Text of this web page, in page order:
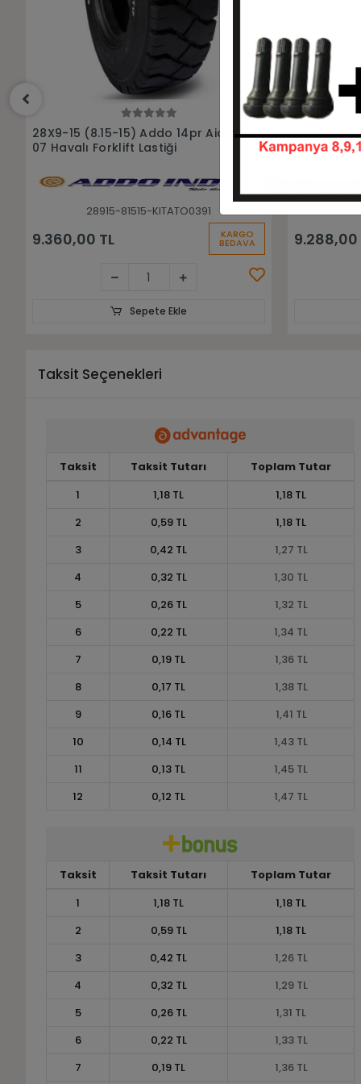
Sepete Ekle
28X9-15 (8.15-15) Rubberking
Aırlıft 14pr Havalı Forklift Lastiği
28915-81515-HF81515-14
9.288,00 TL KARGO
BEDAVA
Sepete Ekle
28x9-15
Sekmanlı
15.500,00
Taksit Seçenekleri
Taksit Taksit Tutarı
Toplam Tutar
1
1,18 TL
1,18 TL
2
0,59 TL
1,18 TL
3
0,42 TL
1,27 TL
4
0,32 TL
1,30 TL
5
0,26 TL
1,32 TL
6
0,22 TL
1,34 TL
7
0,19 TL
1,36 TL
8
0,17 TL
1,38 TL
9
0,16 TL
1,41 TL
10
0,14 TL
1,43 TL
11
0,13 TL
1,45 TL
12
0,12 TL 1,47 TL
Taksit Taksit Tutarı
Toplam Tutar
1
1,18 TL
1,18 TL
2
0,59 TL
1,18 TL
3
0,42 TL
1,26 TL
4
0,32 TL
1,29 TL
5
0,26 TL
1,31 TL
6
0,22 TL
1,33 TL
7
0,19 TL 1,36 TL